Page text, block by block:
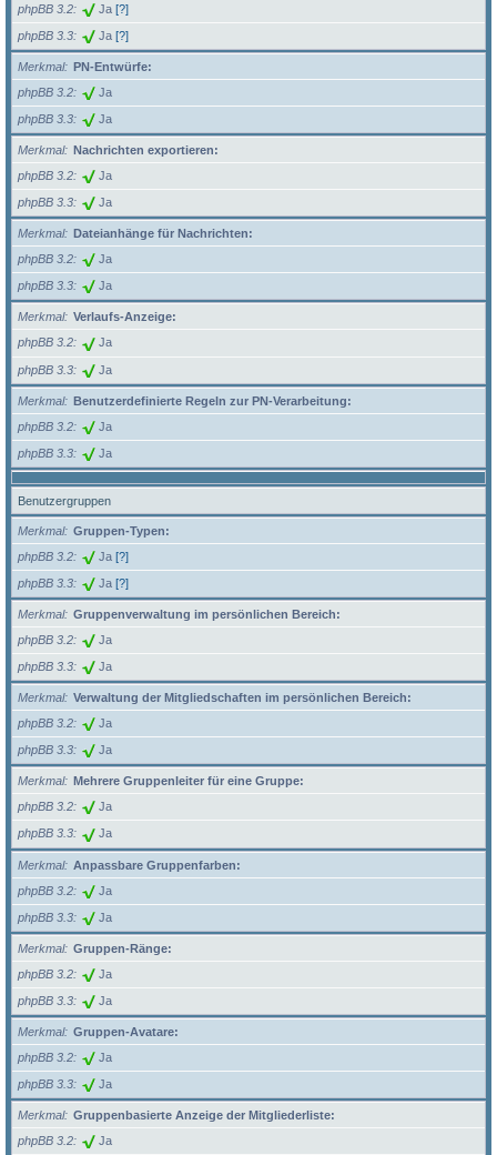
phpBB 3.2
Ja [?]
phpBB 3.3 Ja [?]
Merkmal
PN-Entwürfe:
phpBB 3.2
Ja
phpBB 3.3 Ja
Merkmal
Nachrichten exportieren:
phpBB 3.2
Ja
phpBB 3.3 Ja
Merkmal
Dateianhänge für Nachrichten:
phpBB 3.2
Ja
phpBB 3.3 Ja
Merkmal
Verlaufs-Anzeige:
phpBB 3.2
Ja
phpBB 3.3 Ja
Merkmal
Benutzerdefinierte Regeln zur PN-Verarbeitung:
phpBB 3.2
Ja
phpBB 3.3 Ja
Benutzergruppen
Merkmal
Gruppen-Typen:
phpBB 3.2
Ja [?]
phpBB 3.3 Ja [?]
Merkmal
Gruppenverwaltung im persönlichen Bereich:
phpBB 3.2
Ja
phpBB 3.3 Ja
Merkmal
Verwaltung der Mitgliedschaften im persönlichen Bereich:
phpBB 3.2
Ja
phpBB 3.3 Ja
Merkmal
Mehrere Gruppenleiter für eine Gruppe:
phpBB 3.2
Ja
phpBB 3.3 Ja
Merkmal
Anpassbare Gruppenfarben:
phpBB 3.2
Ja
phpBB 3.3 Ja
Merkmal
Gruppen-Ränge:
phpBB 3.2
Ja
phpBB 3.3 Ja
Merkmal
Gruppen-Avatare:
phpBB 3.2
Ja
phpBB 3.3 Ja
Merkmal
Gruppenbasierte Anzeige der Mitgliederliste:
phpBB 3.2
Ja